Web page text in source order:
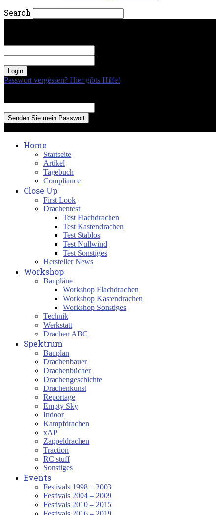
Search
Passwort vergessen? Hier gibts Hilfe!
Home
Startseite
Artikel
Tagebuch
Compliance
Close Up
First Look
Drachentest
Test Flachdrachen
Test Kastendrachen
Test Stablos
Test Nullwind
Test Sonstiges
Hersteller News
Workshop
Baupläne
Workshop Flachdrachen
Workshop Kastendrachen
Workshop Sonstiges
Technik
Werkstatt
Drachen ABC
Spektrum
Bauplan
Drachenbauer
Drachenbücher
Drachengeschichte
Drachenkunst
Reportage
Empty Sky
Indoor
Kampfdrachen
xAP
Zappeldrachen
Traction
RC stuff
Sonstiges
Events
Festivals 1998 – 2003
Festivals 2004 – 2009
Festivals 2010 – 2015
Festivals 2016 – 2019